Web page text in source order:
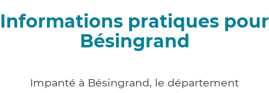
Informations pratiques pour
Bésingrand
Impanté à Bésingrand, le département